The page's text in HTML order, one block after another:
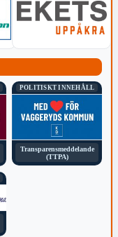
POLITISKT INNEHÅLL
Transparensmeddelande
(TTPA)